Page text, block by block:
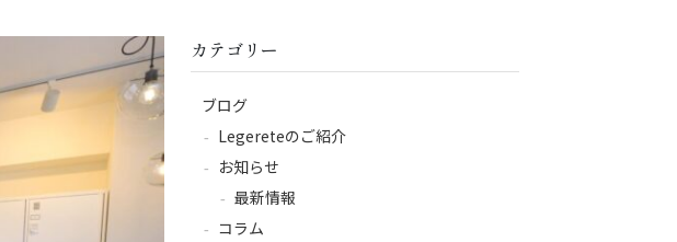
カテゴリー
ブログ
Legereteのご紹介
お知らせ
最新情報
コラム